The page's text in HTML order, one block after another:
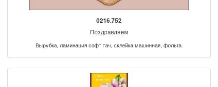
0216.752
Поздравляем
Вырубка, ламинация софт тач, склейка машинная, фольга.